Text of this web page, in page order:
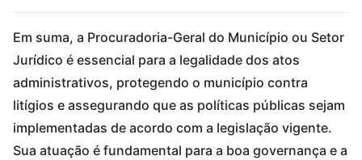
Em suma, a Procuradoria-Geral do Município ou Setor
Jurídico é essencial para a legalidade dos atos
administrativos, protegendo o município contra
litígios e assegurando que as políticas públicas sejam
implementadas de acordo com a legislação vigente.
Sua atuação é fundamental para a boa governança e a